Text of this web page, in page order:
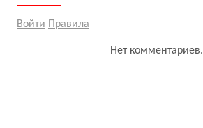
Войти Правила
Нет комментариев.